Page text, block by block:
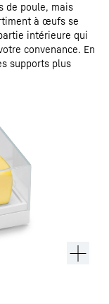
de poule, mais
à œufs se
intérieure qui
convenance. En
supports plus